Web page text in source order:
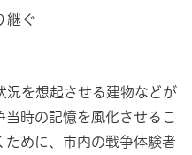
継ぐ
況を想起させる建物などが
時の記憶を風化させるこ
ために、市内の戦争体験者